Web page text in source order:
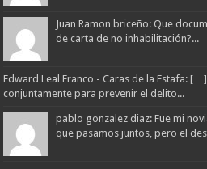
Juan Ramon briceño: Que
de carta de no inhabilitación?...
Edward Leal Franco - Caras de la Estafa:
conjuntamente para prevenir el delito...
pablo gonzalez diaz: Fue mi
que pasamos juntos, pero el